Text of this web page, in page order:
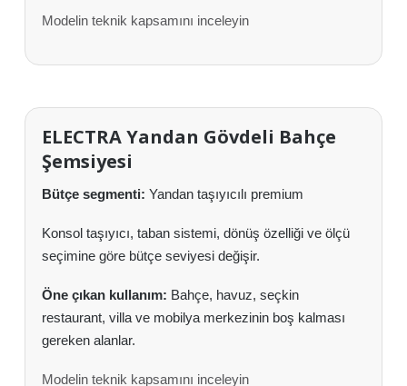
Modelin teknik kapsamını inceleyin
ELECTRA Yandan Gövdeli Bahçe
Şemsiyesi
Bütçe segmenti: Yandan taşıyıcılı premium
Konsol taşıyıcı, taban sistemi, dönüş özelliği ve ölçü
seçimine göre bütçe seviyesi değişir.
Öne çıkan kullanım: Bahçe, havuz, seçkin
restaurant, villa ve mobilya merkezinin boş kalması
gereken alanlar.
Modelin teknik kapsamını inceleyin